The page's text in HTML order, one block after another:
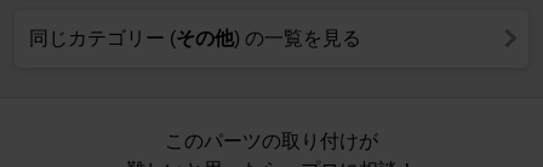
同じカテゴリー (その他) の一覧を見る
このパーツの取り付けが